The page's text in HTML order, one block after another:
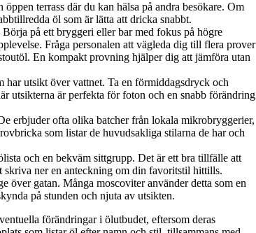
terrass där du kan hälsa på andra besökare. Om
öl som är lätta att dricka snabbt.
på ett bryggeri eller bar med fokus på högre
Fråga personalen att vägleda dig till flera prover
En kompakt provning hjälper dig att jämföra utan
har utsikt över vattnet. Ta en förmiddagsdryck och
utsikterna är perfekta för foton och en snabb förändring
erbjuder ofta olika batcher från lokala mikrobryggerier,
som listar de huvudsakliga stilarna de har och
och en bekväm sittgrupp. Det är ett bra tillfälle att
skriva ner en anteckning om din favoritstil hittills.
över gatan. Många moscoviter använder detta som en
på stunden och njuta av utsikten.
förändringar i ölutbudet, eftersom deras